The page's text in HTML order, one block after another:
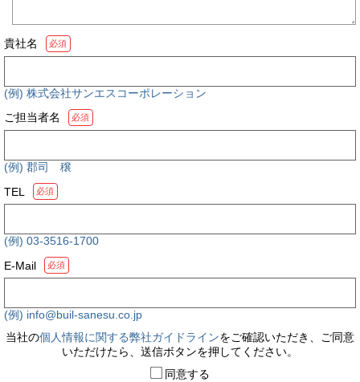
貴社名 必須
(例) 株式会社サンエスコーポレーション
ご担当者名
必須
(例) 郡司 穣
TEL
必須
(例) 03-3516-1700
E-Mail
必須
(例) info@buil-sanesu.co.jp
当社の個人情報に関する弊社ガイドラインをご確認いただき、ご同意
いただけたら、送信ボタンを押してください。
同意する